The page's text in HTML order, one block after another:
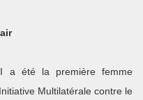
a été la première femme
Multilatérale contre le